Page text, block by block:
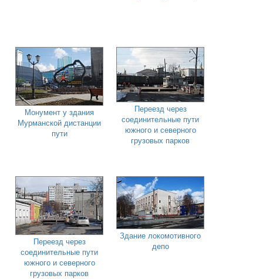
Монумент у здания
Мурманской дистанции
пути
Переезд через
соединительные пути
южного и северного
грузовых парков
Переезд через
соединительные пути
южного и северного
грузовых парков
Здание локомотивного
депо